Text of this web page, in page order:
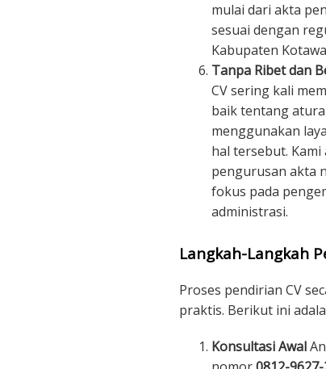
mulai dari akta
sesuai dengan
Kabupaten
Tanpa Ribet dan
CV sering kali
baik tentang
menggunakan
hal tersebut.
pengurusan akta
fokus pada
administrasi.
Langkah-Langkah
Proses pendirian CV
praktis. Berikut ini
Konsultasi Awal